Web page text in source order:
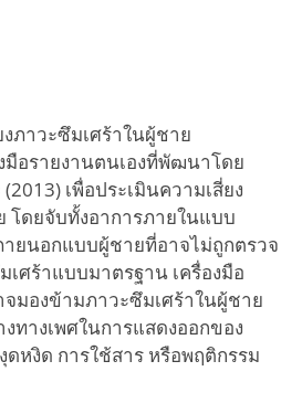
ภาวะซึมเศร้าในผู้ชาย
งมือรายงานตนเองที่พัฒนาโดย
เพื่อประเมินความเสี่ยง
โดยจับทั้งอาการภายในแบบ
ายนอกแบบผู้ชายที่อาจไม่ถูกตรวจ
ศร้าแบบมาตรฐาน เครื่องมือ
จมองข้ามภาวะซึมเศร้าในผู้ชาย
ทางเพศในการแสดงออกของ
ดหงิด การใช้สาร หรือพฤติกรรม